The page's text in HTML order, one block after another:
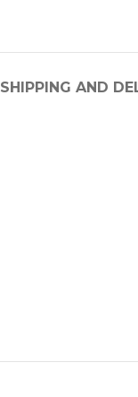
SHIPPING AND